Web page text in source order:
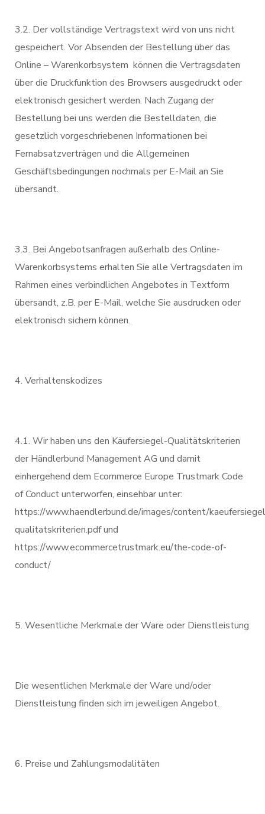
3.2. Der vollständige Vertragstext wird von uns nicht
gespeichert. Vor Absenden der Bestellung über das
Online – Warenkorbsystem können die Vertragsdaten
über die Druckfunktion des Browsers ausgedruckt oder
elektronisch gesichert werden. Nach Zugang der
Bestellung bei uns werden die Bestelldaten, die
gesetzlich vorgeschriebenen Informationen bei
Fernabsatzverträgen und die Allgemeinen
Geschäftsbedingungen nochmals per E-Mail an Sie
übersandt.
3.3. Bei Angebotsanfragen außerhalb des Online-
Warenkorbsystems erhalten Sie alle Vertragsdaten im
Rahmen eines verbindlichen Angebotes in Textform
übersandt, z.B. per E-Mail, welche Sie ausdrucken oder
elektronisch sichern können.
Verhaltenskodizes
4.1. Wir haben uns den Käufersiegel-Qualitätskriterien
der Händlerbund Management AG und damit
einhergehend dem Ecommerce Europe Trustmark Code
of Conduct unterworfen, einsehbar unter:
https://www.haendlerbund.de/images/content/
qualitatskriterien.pdf und
https://www.ecommercetrustmark.eu/the-code-of-
conduct/
Wesentliche Merkmale der Ware oder Dienstleistung
Die wesentlichen Merkmale der Ware und/oder
Dienstleistung finden sich im jeweiligen Angebot.
Preise und Zahlungsmodalitäten